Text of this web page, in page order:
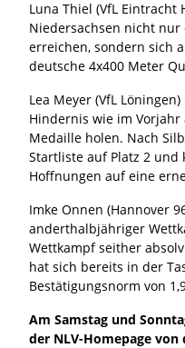
Luna Thiel (VfL Eintracht
Niedersachsen nicht
erreichen, sondern sich
deutsche 4x400 Meter
Lea Meyer (VfL
Hindernis wie im
Medaille holen. Nach
Startliste auf Platz 2
Hoffnungen auf eine
Imke Onnen (Hannover
anderthalbjähriger
Wettkampf seither
hat sich bereits in der
Bestätigungsnorm von
Am Samstag und
der NLV-Homepage von